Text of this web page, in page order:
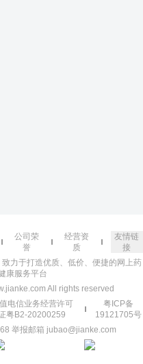
公司荣
誉
经营资
质
友情链
接
力于打造优质、低价、便捷的网上药
康服务平台
All rights reserved
电信业务经营许可
粤B2-20200259
粤ICP备
19121705号
举报邮箱 jubao@jianke.com